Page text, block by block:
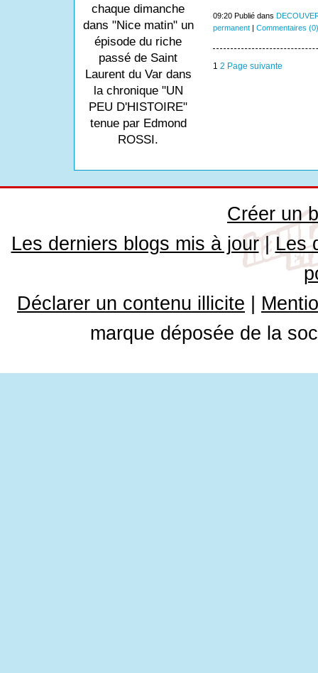
chaque dimanche
dans "Nice matin" un
épisode du riche
passé de Saint
Laurent du Var dans
la chronique "UN
PEU D'HISTOIRE"
tenue par Edmond
ROSSI.
09:20 Publié dans
permanent| Commentaires (0)
1 2 Page suivante
Créer un
Les derniers blogs mis à jour| Les
Déclarer un contenu illicite
marque déposée de la